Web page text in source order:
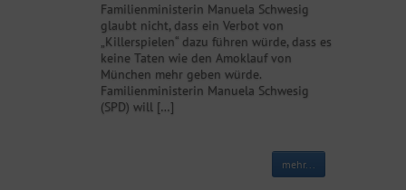
Familienministerin Manuela Schwesig
glaubt nicht, dass ein Verbot von
„Killerspielen“ dazu führen würde, dass es
keine Taten wie den Amoklauf von
München mehr geben würde.
Familienministerin Manuela Schwesig
(SPD) will […]
mehr...